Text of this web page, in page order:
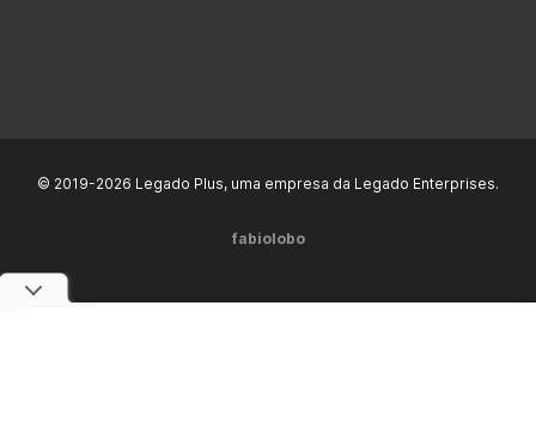
© 2019-2026 Legado Plus, uma empresa da Legado Enterprises.
fabiolobo